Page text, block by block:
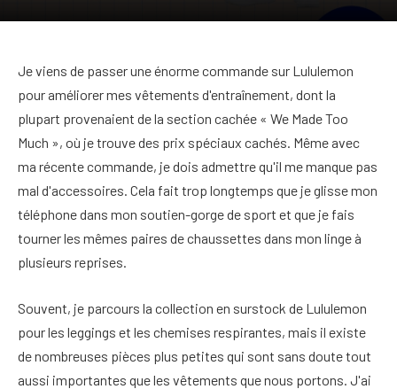
Je viens de passer une énorme commande sur Lululemon
pour améliorer mes vêtements d'entraînement, dont la
plupart provenaient de la section cachée « We Made Too
Much », où je trouve des prix spéciaux cachés. Même avec
ma récente commande, je dois admettre qu'il me manque pas
mal d'accessoires. Cela fait trop longtemps que je glisse mon
téléphone dans mon soutien-gorge de sport et que je fais
tourner les mêmes paires de chaussettes dans mon linge à
plusieurs reprises.
Souvent, je parcours la collection en surstock de Lululemon
pour les leggings et les chemises respirantes, mais il existe
de nombreuses pièces plus petites qui sont sans doute tout
aussi importantes que les vêtements que nous portons. J'ai